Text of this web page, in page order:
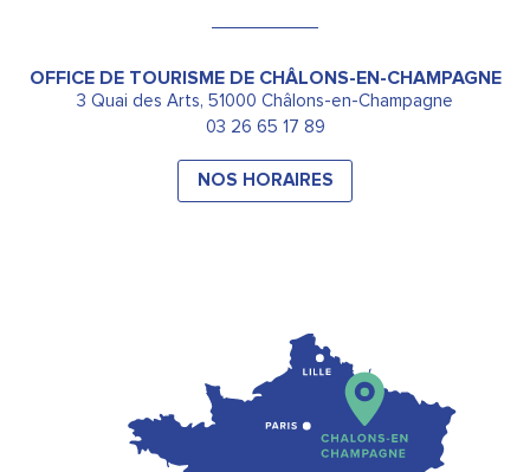
OFFICE DE TOURISME DE CHÂLONS-EN-CHAMPAGNE
3 Quai des Arts, 51000 Châlons-en-Champagne
03 26 65 17 89
NOS HORAIRES